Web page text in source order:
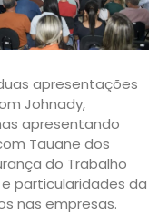
apresentações
Johnady,
apresentando
Tauane dos
do Trabalho
particularidades da
nas empresas.